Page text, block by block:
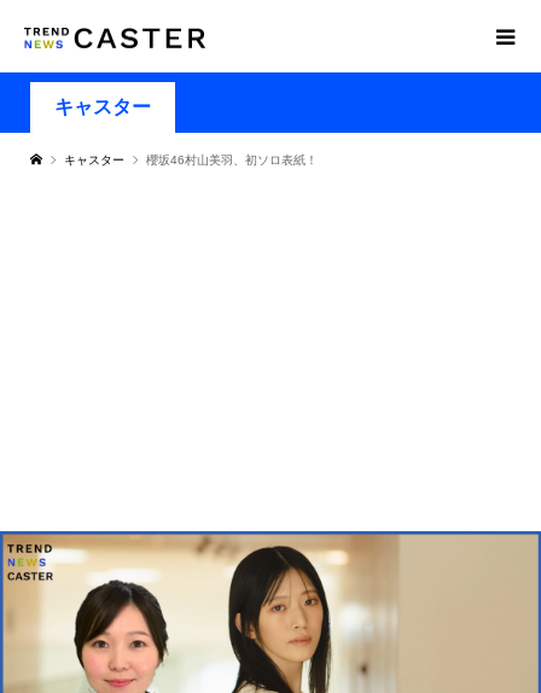
キャスター
キャスター 櫻坂46村山美羽、初ソロ表紙！